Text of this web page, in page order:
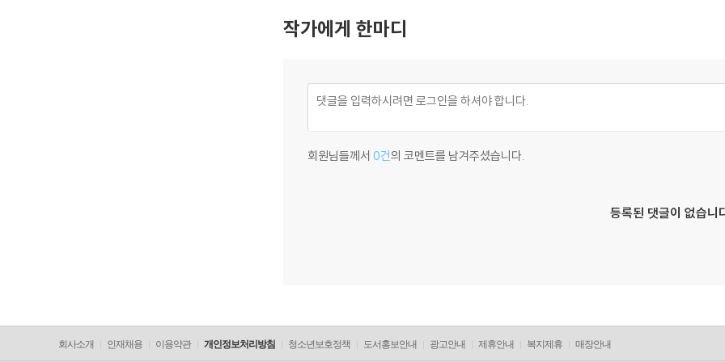
작가에게 한마디
회원님들께서 0건의 코멘트를 남겨주셨습니다.
등록된 댓글이 없습니
회사소개 인재채용 이용약관 개인정보처리방침 청소년보호정책 도서홍보안내 광고안내 제휴안내 복지제휴 매장안내